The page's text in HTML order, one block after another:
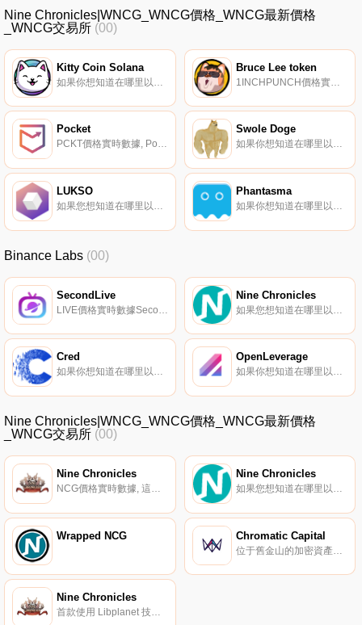
Nine Chronicles|WNCG_WNCG價格_WNCG最新價格
_WNCG交易所 (00)
Kitty Coin Solana Bruce Lee token
Pocket
PCKT價格實時數據, Pocket從一個愿景開始：讓加密貨幣成為一個更安全的地方。此后,我們不斷發展,進一步擴大了這一使命,現在為藝術家提供了一個保留作品所有權的創造性渠道。Pocket是一個去體驗獨特的Play to Earn游戲的地方,也是一個民主化創新方法的門戶.
Swole Doge
如果你想知道在哪里以當前價格購買Swole Doge,目前交易{Swole Doge]股票的頂級加密貨幣交易所是Raydium。您可以在我們的加密貨幣交易所頁面上找到其他列表。Swole Doge于2021年10月29日推出,是一款基于索拉納的代幣,靈感來自最初的狗狗幣加密貨幣和模因.
LUKSO
如果您想知道在哪里以當前價格購買LUKSO,目前交易｛LYXenname｝股票的頂級加密貨幣交易所是CoinW、KuCoin、BitMart、Gate.io和XT.COM。您可以在我們的加密貨幣交易所頁面上找到其他交易所.
Phantasma
如果你想知道在哪里以當前價格購買Phantasma,目前交易{Phantasma]股票的頂級加密貨幣交易所是KuCoin、Gate.io、PancakeSwap（V2）和Bitbns。您可以在我們的加密貨幣交易所頁面上找到其他列表.
Binance Labs (00)
SecondLive Nine Chronicles
Cred
如果你想知道在哪里以當前價格購買Cred,目前交易{Cred]股票的頂級加密貨幣交易所是OKX、Gate.io、MEXC、BitUBU和BitGlobal。您可以在我們的加密貨幣交易所頁面上找到其他列表。Cred（LBA）是一種加密貨幣,在以太坊平臺上運行.
OpenLeverage
如果你想知道在哪里以當前價格購買OpenLeverage,目前交易{OpenLeverage]股票的頂級加密貨幣交易所是CoinW、Bitget、BingX、KuCoin和BitMart。您可以在我們的加密貨幣交易所頁面上找到其他列表.
Nine Chronicles|WNCG_WNCG價格_WNCG最新價格
_WNCG交易所 (00)
Nine Chronicles
NCG價格實時數據, 這是一款由玩家提供動力的區塊鏈MMORPG游戲,設定在一個永遠無法關閉的世界里。在社區的治理下,在供需是最大貨幣的復雜經濟的支持下,Nine Chronicles邀請您幫助女神弗雷婭與肆虐土地的邪惡進行永恒的斗爭。NCG的預售將于2020年9月2日啟動.
Nine Chronicles
如果您想知道在哪里以當前價格購買Nine Chronicles,目前交易｛WNCGnname｝股票的頂級加密貨幣交易所是OKX、DigiFinex、BingX、KuCoin和Gate.io。您可以在我們的加密貨幣交易所頁面上找到其他交易所.
Wrapped NCG Chromatic Capital
Nine Chronicles
首款使用 Libplanet 技術的 RPG 游戲。